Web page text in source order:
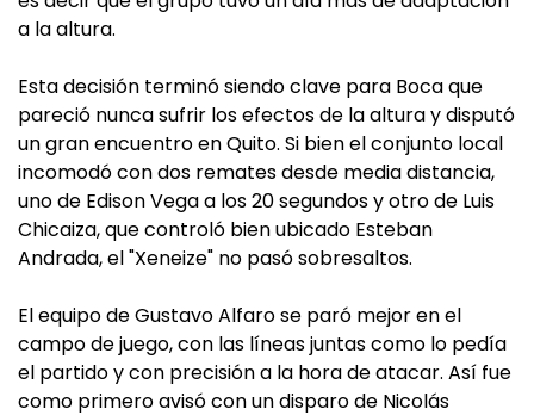
a la altura.
Esta decisión terminó siendo clave para Boca que
pareció nunca sufrir los efectos de la altura y disputó
un gran encuentro en Quito. Si bien el conjunto local
incomodó con dos remates desde media distancia,
uno de Edison Vega a los 20 segundos y otro de Luis
Chicaiza, que controló bien ubicado Esteban
Andrada, el "Xeneize" no pasó sobresaltos.
El equipo de Gustavo Alfaro se paró mejor en el
campo de juego, con las líneas juntas como lo pedía
el partido y con precisión a la hora de atacar. Así fue
como primero avisó con un disparo de Nicolás